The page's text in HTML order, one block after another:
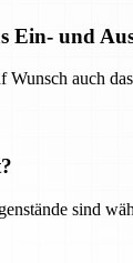
Ein- und
Wunsch auch
sind